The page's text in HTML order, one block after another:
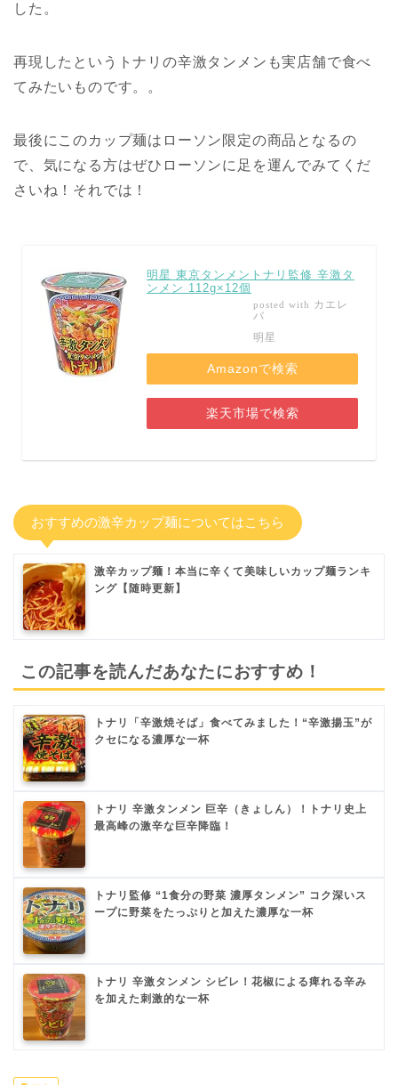
した。
再現したというトナリの辛激タンメンも実店舗で食べ
てみたいものです。。
最後にこのカップ麺はローソン限定の商品となるの
で、気になる方はぜひローソンに足を運んでみてくだ
さいね！それでは！
明星 東京タンメントナリ監修 辛激タ
ンメン 112g×12個
posted with カエレ
バ
明星
Amazonで検索
楽天市場で検索
おすすめの激辛カップ麺についてはこちら
激辛カップ麺！本当に辛くて美味しいカップ麺ランキ
ング【随時更新】
この記事を読んだあなたにおすすめ！
トナリ「辛激焼そば」食べてみました！“辛激揚玉”が
クセになる濃厚な一杯
トナリ 辛激タンメン 巨辛（きょしん）！トナリ史上
最高峰の激辛な巨辛降臨！
トナリ監修 “1食分の野菜 濃厚タンメン” コク深いス
ープに野菜をたっぷりと加えた濃厚な一杯
トナリ 辛激タンメン シビレ！花椒による痺れる辛み
を加えた刺激的な一杯